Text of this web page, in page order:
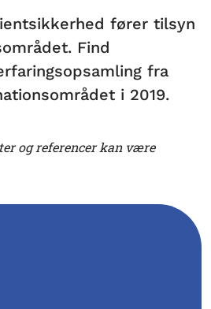
fører tilsyn
Find
fra
i 2019.
og referencer kan være